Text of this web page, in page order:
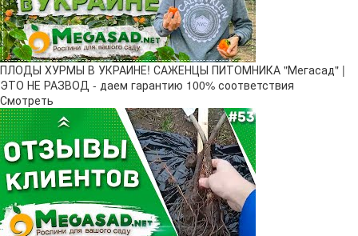
ПЛОДЫ ХУРМЫ В УКРАИНЕ! САЖЕНЦЫ ПИТОМНИКА "Мегасад" |
ЭТО НЕ РАЗВОД - даем гарантию 100% соответствия
Смотреть